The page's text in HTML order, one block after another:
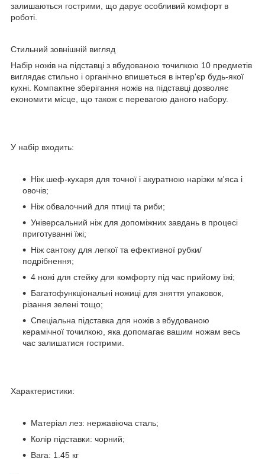
залишаються гострими, що дарує особливий комфорт в
роботі.
Стильний зовнішній вигляд
Набір ножів на підставці з вбудованою точилкою 10 предметів
виглядає стильно і органічно впишеться в інтер'єр будь-якої
кухні. Компактне зберігання ножів на підставці дозволяє
економити місце, що також є перевагою даного набору.
У набір входить:
Ніж шеф-кухаря для точної і акуратною нарізки м'яса і
овочів;
Ніж обвалочний для птиці та риби;
Універсальний ніж для допоміжних завдань в процесі
приготуванні їжі;
Ніж сантоку для легкої та ефективної рубки/
подрібнення;
4 ножі для стейку для комфорту під час прийому їжі;
Багатофункціональні ножиці для зняття упаковок,
різання зелені тощо;
Спеціальна підставка для ножів з вбудованою
керамічної точилкою, яка допомагає вашим ножам весь
час залишатися гострими.
Характеристики:
Матеріал лез: нержавіюча сталь;
Колір підставки: чорний;
Вага: 1.45 кг